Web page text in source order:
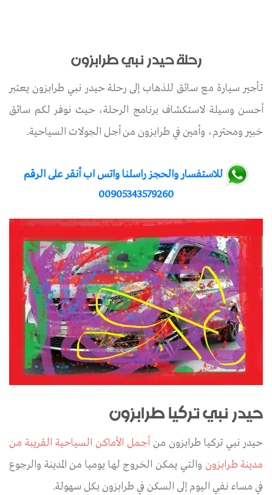
رحلة حيدر نبي طرابزون
تأجير سيارة مع سائق للذهاب إلى رحلة حيدر نبي طرابزون يعتبر
أحسن وسيلة لاستكشاف برنامج الرحلة، حيث نوفر لكم سائق
خبير ومحترم، وأمين في طرابزون من أجل الجولات السياحية.
للاستفسار والحجز راسلنا واتس اب أنقر على الرقم
00905343579260
حيدر نبي تركيا طرابزون
حيدر نبي تركيا طرابزون من أجمل الأماكن السياحية القريبة من
مدينة طرابزون والتي يمكن الخروج لها يوميا من المدينة والرجوع
في مساء نفي اليوم إلى السكن في طرابزون بكل سهولة.